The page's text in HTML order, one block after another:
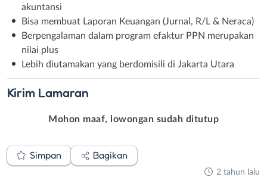
akuntansi
Bisa membuat Laporan Keuangan (Jurnal, R/L & Neraca)
Berpengalaman dalam program efaktur PPN merupakan
nilai plus
Lebih diutamakan yang berdomisili di Jakarta Utara
Kirim Lamaran
Mohon maaf, lowongan sudah ditutup
Simpan Bagikan
2 tahun lalu